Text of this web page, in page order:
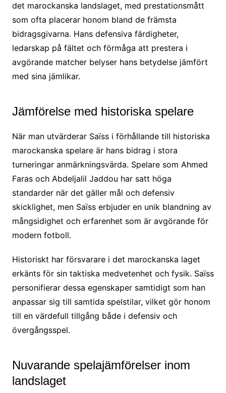
det marockanska landslaget, med prestationsmått
som ofta placerar honom bland de främsta
bidragsgivarna. Hans defensiva färdigheter,
ledarskap på fältet och förmåga att prestera i
avgörande matcher belyser hans betydelse jämfört
med sina jämlikar.
Jämförelse med historiska spelare
När man utvärderar Saïss i förhållande till historiska
marockanska spelare är hans bidrag i stora
turneringar anmärkningsvärda. Spelare som Ahmed
Faras och Abdeljalil Jaddou har satt höga
standarder när det gäller mål och defensiv
skicklighet, men Saïss erbjuder en unik blandning av
mångsidighet och erfarenhet som är avgörande för
modern fotboll.
Historiskt har försvarare i det marockanska laget
erkänts för sin taktiska medvetenhet och fysik. Saïss
personifierar dessa egenskaper samtidigt som han
anpassar sig till samtida spelstilar, vilket gör honom
till en värdefull tillgång både i defensiv och
övergångsspel.
Nuvarande spelajämförelser inom
landslaget